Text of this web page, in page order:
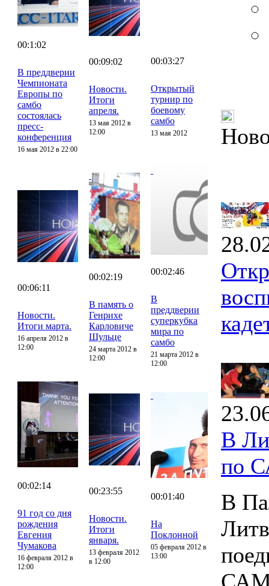
00:1:02
В преддверии
Чемпионата
Европы по
самбо
состоялась
пресс-
конференция
16 мая 2012 в 22:00
00:09:02
Новости.
Итоги
апреля.
13 мая 2012 в
12:00
00:03:27
Открытый
турнир по
боевому
самбо
13 мая 2012
00:06:11
Новости.
Итоги марта.
16 апреля 2012 в
12:00
00:02:19
В память о
Генрихе
Карловиче
Шульце
24 марта 2012 в
12:00
00:02:46
В
преддверии
суперкубка
мира по
самбо
21 марта 2012 в
12:00
00:02:14
91 год со дня
рождения
Евгения
Чумакова
16 февраля 2012 в
12:00
00:23:55
Новости.
Итоги
января.
13 февраля 2012
в 12:00
00:01:40
На
Поклонной
05 февраля 2012 в
13:00
В
по
В